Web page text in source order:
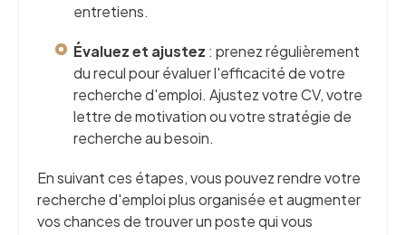
entretiens.
Évaluez et ajustez : prenez régulièrement
du recul pour évaluer l'efficacité de votre
recherche d'emploi. Ajustez votre CV, votre
lettre de motivation ou votre stratégie de
recherche au besoin.
En suivant ces étapes, vous pouvez rendre votre
recherche d'emploi plus organisée et augmenter
vos chances de trouver un poste qui vous